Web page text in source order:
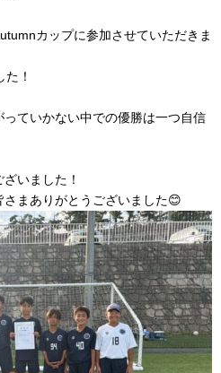
カップに参加させていただきま
！
ていかない中での優勝は一つ自信
いました！
まありがとうございました😊